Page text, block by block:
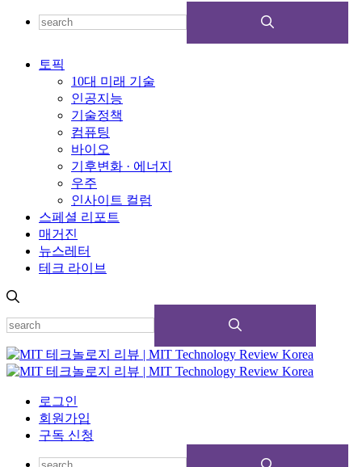
토픽
10대 미래 기술
인공지능
기술정책
컴퓨팅
바이오
기후변화 · 에너지
우주
인사이트 컬럼
스페셜 리포트
매거진
뉴스레터
테크 라이브
로그인
회원가입
구독 신청